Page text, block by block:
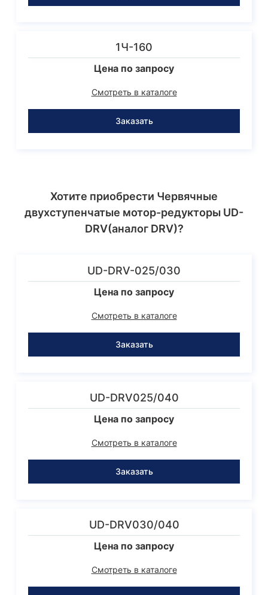
1Ч-160
Цена по запросу
Смотреть в каталоге
Заказать
Хотите приобрести Червячные
двухступенчатые мотор-редукторы UD-
DRV(аналог DRV)?
UD-DRV-025/030
Цена по запросу
Смотреть в каталоге
Заказать
UD-DRV025/040
Цена по запросу
Смотреть в каталоге
Заказать
UD-DRV030/040
Цена по запросу
Смотреть в каталоге